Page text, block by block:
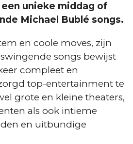
unieke middag of
Michael Bublé songs.
en coole moves, zijn
songs bewijst
compleet en
top-entertainment te
grote en kleine theaters,
als ook intieme
en uitbundige